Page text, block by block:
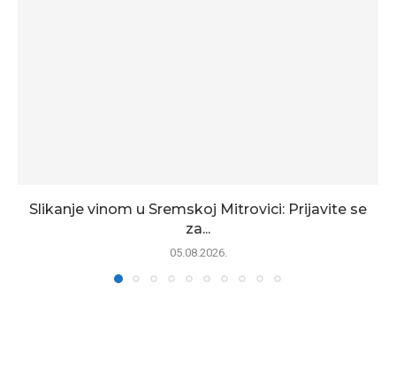
Slikanje vinom u Sremskoj Mitrovici: Prijavite se
za...
05.08.2026.